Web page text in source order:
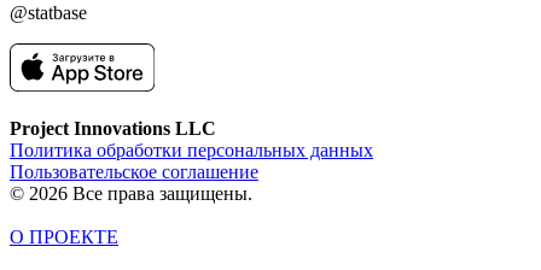
@statbase
Project Innovations LLC
Политика обработки персональных данных
Пользовательское соглашение
© 2026 Все права защищены.
О ПРОЕКТЕ